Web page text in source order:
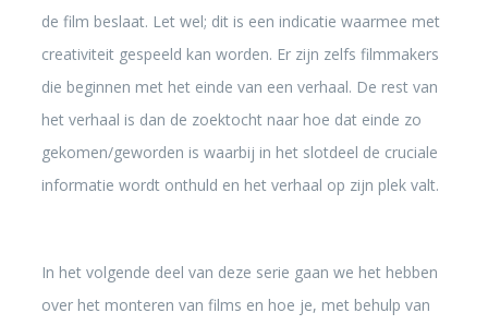
de film beslaat. Let wel; dit is een indicatie waarmee met
creativiteit gespeeld kan worden. Er zijn zelfs filmmakers
die beginnen met het einde van een verhaal. De rest van
het verhaal is dan de zoektocht naar hoe dat einde zo
gekomen/geworden is waarbij in het slotdeel de cruciale
informatie wordt onthuld en het verhaal op zijn plek valt.
In het volgende deel van deze serie gaan we het hebben
over het monteren van films en hoe je, met behulp van